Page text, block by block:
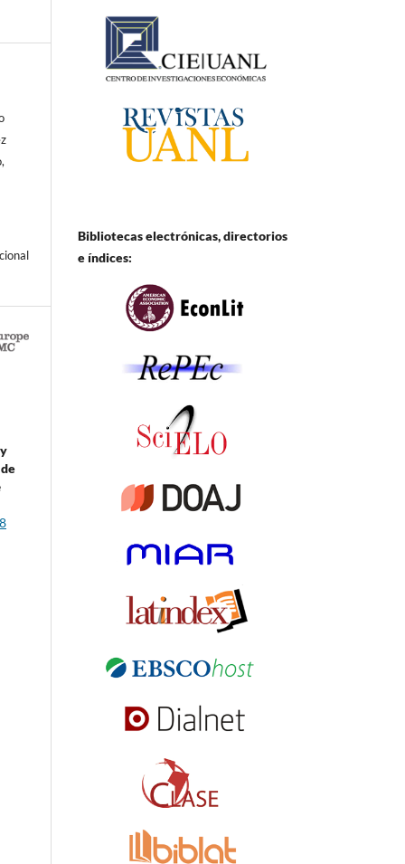
Bibliotecas electrónicas, directorios
e índices: